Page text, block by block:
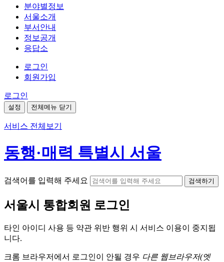
분야별정보
서울소개
부서안내
정보공개
응답소
로그인
회원가입
로그인
설정 전체메뉴 닫기
서비스 전체보기
동행·매력 특별시 서울
검색어를 입력해 주세요 검색하기
서울시 통합회원 로그인
타인 아이디 사용 등 약관 위반 행위 시 서비스 이용이 중지됩
니다.
크롬 브라우저에서 로그인이 안될 경우 다른 웹브라우저(엣